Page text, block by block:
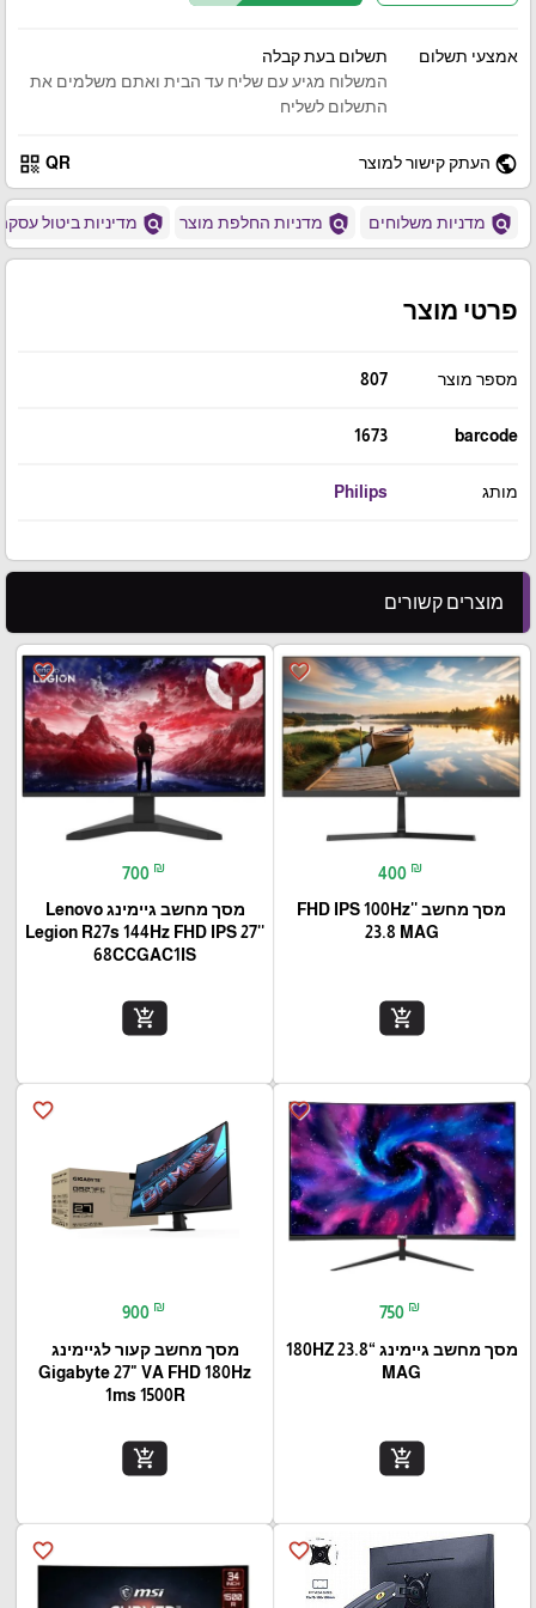
אמצעי תשלום
תשלום בעת קבלה
המשלוח מגיע עם שליח עד הבית ואתם משלמים את
התשלום לשליח
public העתק קישור למוצר QR
qr_code
policy מדניות משלוחים policy מדניות החלפת מוצר policy מדיניות ביטול
פרטי מוצר
מספר מוצר 807
barcode
1673
מותג Philips
מוצרים קשורים
favorite_border
400 ₪
מסך מחשב ''FHD IPS 100Hz
23.8 MAG
add_shopping_cart
favorite_border
700 ₪
מסך מחשב גיימינג Lenovo
Legion R27s 144Hz FHD IPS 27''
68CCGAC1IS
add_shopping_cart
favorite_border
750 ₪
מסך מחשב גיימינג “23.8 180HZ
MAG
add_shopping_cart
favorite_border
900 ₪
מסך מחשב קעור לגיימינג
Gigabyte 27" VA FHD 180Hz
1ms 1500R
add_shopping_cart
favorite_border
favorite_border